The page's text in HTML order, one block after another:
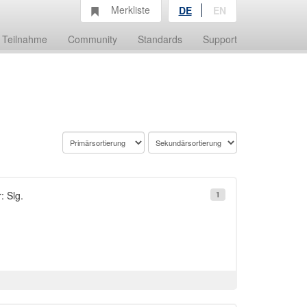
Teilnahme Community Standards Support
Merkliste DE EN
1
Slg.